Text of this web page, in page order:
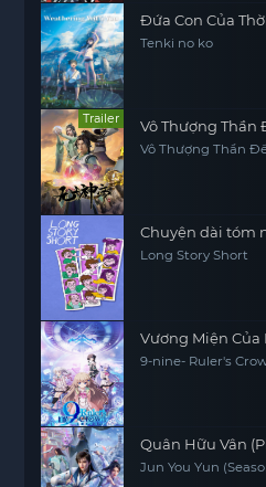
Đứa Con Của
Tenki no ko
Trailer Vô Thượng Thần
Vô Thượng Thần
Chuyện dài tóm
Long Story Short
Vương Miện Của
9-nine- Ruler's
Quân Hữu Vân
Jun You Yun